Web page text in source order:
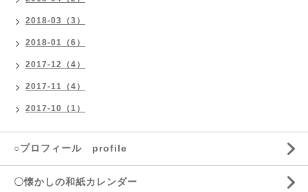
2018-03（3）
2018-01（6）
2017-12（4）
2017-11（4）
2017-10（1）
○プロフィール profile
〇懐かしの和紙カレンダー